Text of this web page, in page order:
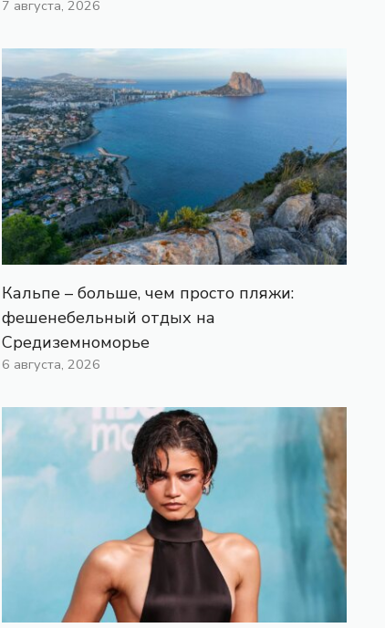
7 августа, 2026
Кальпе – больше, чем просто пляжи:
фешенебельный отдых на
Средиземноморье
6 августа, 2026